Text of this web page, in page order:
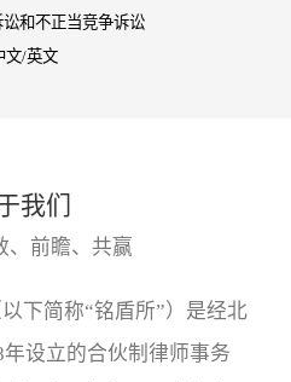
讼和不正当竞争诉讼
文/英文
我们
、前瞻、共赢
下简称“铭盾所”）是经北
设立的合伙制律师事务